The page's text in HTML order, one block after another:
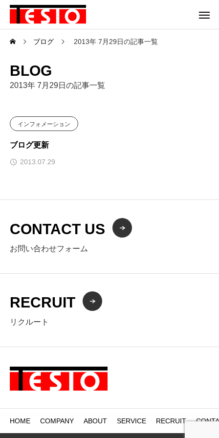
ブログ 2013年 7月29日の記事一覧
BLOG
2013年 7月29日の記事一覧
インフォメーション
ブログ更新
2013.07.29
CONTACT US
お問い合わせフォーム
RECRUIT
リクルート
HOME COMPANY ABOUT SERVICE RECRUIT